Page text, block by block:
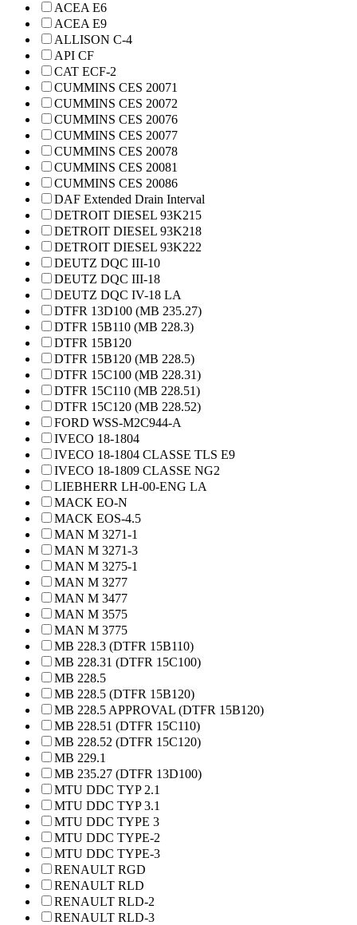
ACEA E6
ACEA E9
ALLISON C-4
API CF
CAT ECF-2
CUMMINS CES 20071
CUMMINS CES 20072
CUMMINS CES 20076
CUMMINS CES 20077
CUMMINS CES 20078
CUMMINS CES 20081
CUMMINS CES 20086
DAF Extended Drain Interval
DETROIT DIESEL 93K215
DETROIT DIESEL 93K218
DETROIT DIESEL 93K222
DEUTZ DQC III-10
DEUTZ DQC III-18
DEUTZ DQC IV-18 LA
DTFR 13D100 (MB 235.27)
DTFR 15B110 (MB 228.3)
DTFR 15B120
DTFR 15B120 (MB 228.5)
DTFR 15C100 (MB 228.31)
DTFR 15C110 (MB 228.51)
DTFR 15C120 (MB 228.52)
FORD WSS-M2C944-A
IVECO 18-1804
IVECO 18-1804 CLASSE TLS E9
IVECO 18-1809 CLASSE NG2
LIEBHERR LH-00-ENG LA
MACK EO-N
MACK EOS-4.5
MAN M 3271-1
MAN M 3271-3
MAN M 3275-1
MAN M 3277
MAN M 3477
MAN M 3575
MAN M 3775
MB 228.3 (DTFR 15B110)
MB 228.31 (DTFR 15C100)
MB 228.5
MB 228.5 (DTFR 15B120)
MB 228.5 APPROVAL (DTFR 15B120)
MB 228.51 (DTFR 15C110)
MB 228.52 (DTFR 15C120)
MB 229.1
MB 235.27 (DTFR 13D100)
MTU DDC TYP 2.1
MTU DDC TYP 3.1
MTU DDC TYPE 3
MTU DDC TYPE-2
MTU DDC TYPE-3
RENAULT RGD
RENAULT RLD
RENAULT RLD-2
RENAULT RLD-3